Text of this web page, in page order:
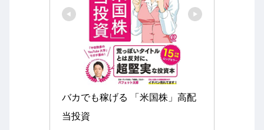
バカでも稼げる 「米国株」高配
当投資